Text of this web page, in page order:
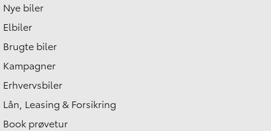
Nye biler
Elbiler
Brugte biler
Kampagner
Erhvervsbiler
Lån, Leasing & Forsikring
Book prøvetur